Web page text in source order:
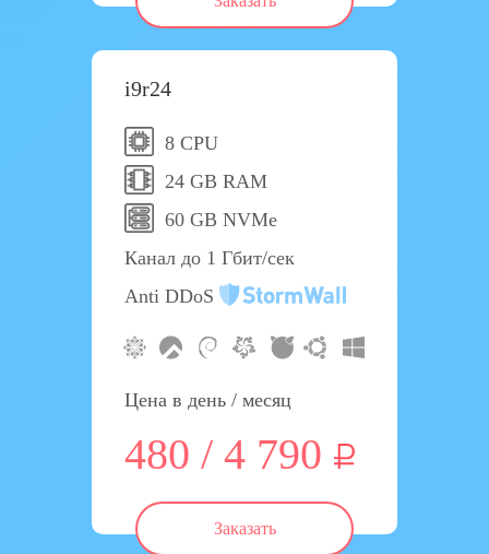
i9r24
8 CPU
24 GB RAM
60 GB NVMe
Канал до 1 Гбит/сек
Anti DDoS
Цена в день / месяц
480 / 4 790
Заказать